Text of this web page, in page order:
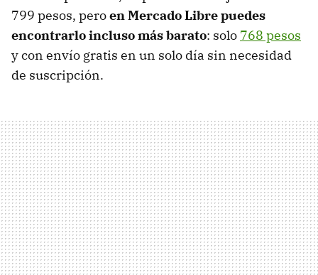
799 pesos, peroen Mercado Libre puedes
encontrarlo incluso más barato: solo 768 pesos
y con envío gratis en un solo día sin necesidad
de suscripción.